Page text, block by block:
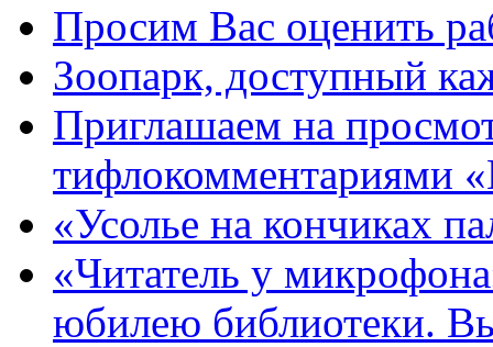
Просим Вас оценить
Зоопарк, доступный
Приглашаем на
тифлокомментариями
«Усолье на кончиках
«Читатель у
юбилею библиотеки.